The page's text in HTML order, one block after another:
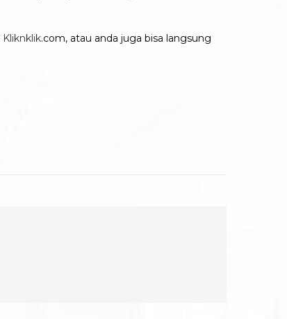
Kliknklik.com, atau anda juga bisa langsung